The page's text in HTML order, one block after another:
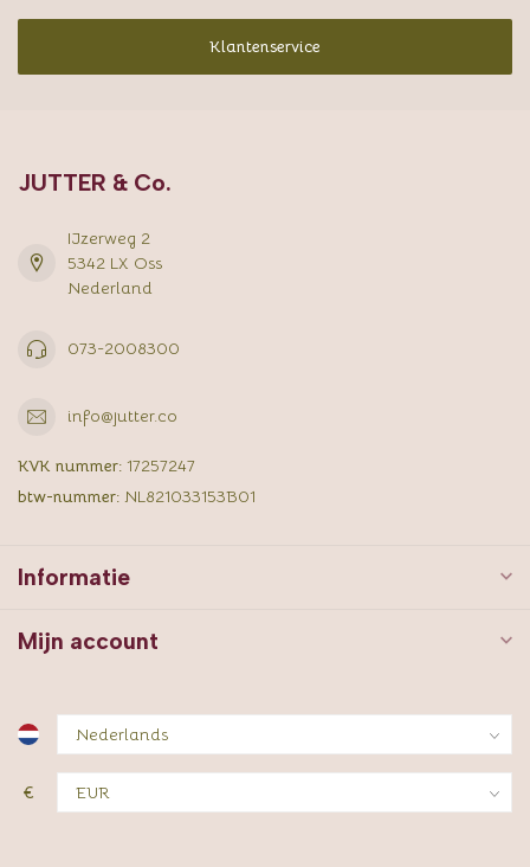
Klantenservice
JUTTER & Co.
IJzerweg 2
5342 LX Oss
Nederland
073-2008300
info@jutter.co
KVK nummer: 17257247
btw-nummer: NL821033153B01
Informatie
Mijn account
€